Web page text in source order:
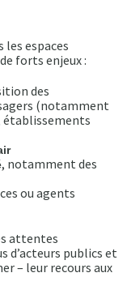
les espaces
forts enjeux :
des
(notamment
établissements
, notamment des
ou agents
attentes
d’acteurs publics et
– leur recours aux